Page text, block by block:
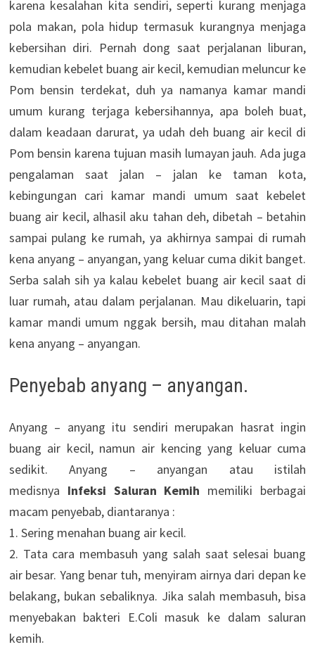
karena kesalahan kita sendiri, seperti kurang menjaga
pola makan, pola hidup termasuk kurangnya menjaga
kebersihan diri. Pernah dong saat perjalanan liburan,
kemudian kebelet buang air kecil, kemudian meluncur ke
Pom bensin terdekat, duh ya namanya kamar mandi
umum kurang terjaga kebersihannya, apa boleh buat,
dalam keadaan darurat, ya udah deh buang air kecil di
Pom bensin karena tujuan masih lumayan jauh. Ada juga
pengalaman saat jalan – jalan ke taman kota,
kebingungan cari kamar mandi umum saat kebelet
buang air kecil, alhasil aku tahan deh, dibetah – betahin
sampai pulang ke rumah, ya akhirnya sampai di rumah
kena anyang – anyangan, yang keluar cuma dikit banget.
Serba salah sih ya kalau kebelet buang air kecil saat di
luar rumah, atau dalam perjalanan. Mau dikeluarin, tapi
kamar mandi umum nggak bersih, mau ditahan malah
kena anyang – anyangan.
Penyebab anyang – anyangan.
Anyang – anyang itu sendiri merupakan hasrat ingin
buang air kecil, namun air kencing yang keluar cuma
sedikit. Anyang – anyangan atau istilah
medisnya Infeksi Saluran Kemih memiliki berbagai
macam penyebab, diantaranya :
1. Sering menahan buang air kecil.
2. Tata cara membasuh yang salah saat selesai buang
air besar. Yang benar tuh, menyiram airnya dari depan ke
belakang, bukan sebaliknya. Jika salah membasuh, bisa
menyebakan bakteri E.Coli masuk ke dalam saluran
kemih.